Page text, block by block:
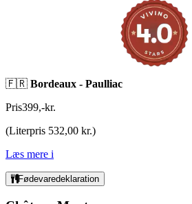
🇫🇷 Bordeaux - Paulliac
Pris399,-kr.
(Literpris 532,00 kr.)
Læs mere i
Fødevaredeklaration